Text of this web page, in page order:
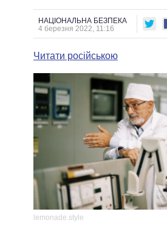
ГОЛОВИ
МЕРИ МІСТ
ПОРІВНЯННЯ
НАЦІОНАЛЬНА БЕЗПЕКА
4 березня 2022, 11:16
Читати російською
lemonade.style